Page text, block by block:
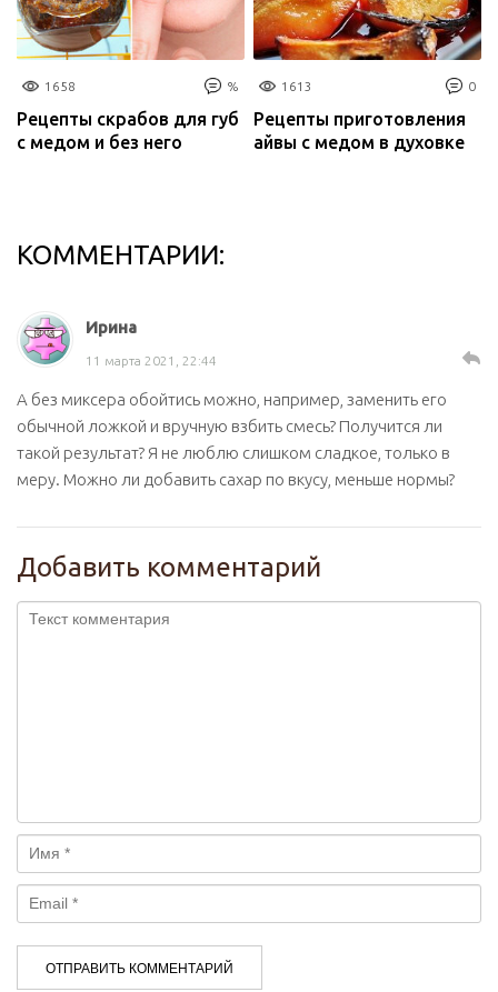
1658 %
Рецепты скрабов для губ
с медом и без него
1613 0
Рецепты приготовления
айвы с медом в духовке
КОММЕНТАРИИ:
Ирина
11 марта 2021, 22:44
А без миксера обойтись можно, например, заменить его
обычной ложкой и вручную взбить смесь? Получится ли
такой результат? Я не люблю слишком сладкое, только в
меру. Можно ли добавить сахар по вкусу, меньше нормы?
Добавить комментарий